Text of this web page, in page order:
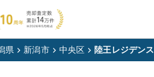
県 新潟市 中央区 陸王レジデンス